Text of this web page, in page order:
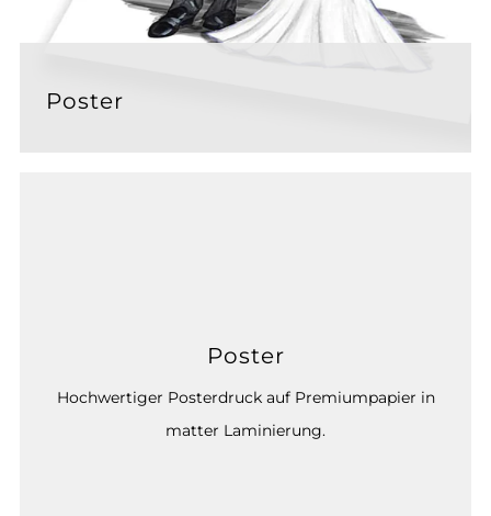
Poster
Poster
Hochwertiger Posterdruck auf Premiumpapier in
matter Laminierung.